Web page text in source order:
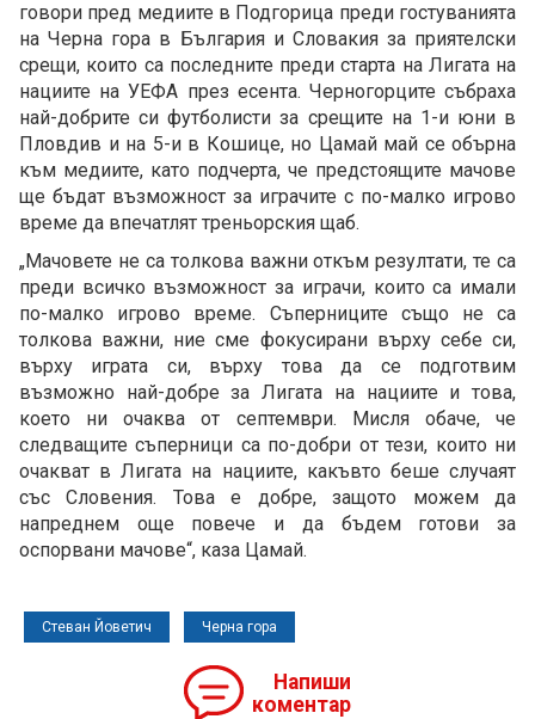
говори пред медиите в Подгорица преди гостуванията
на Черна гора в България и Словакия за приятелски
срещи, които са последните преди старта на Лигата на
нациите на УЕФА през есента. Черногорците събраха
най-добрите си футболисти за срещите на 1-и юни в
Пловдив и на 5-и в Кошице, но Цамай май се обърна
към медиите, като подчерта, че предстоящите мачове
ще бъдат възможност за играчите с по-малко игрово
време да впечатлят треньорския щаб.
„Мачовете не са толкова важни откъм резултати, те са
преди всичко възможност за играчи, които са имали
по-малко игрово време. Съперниците също не са
толкова важни, ние сме фокусирани върху себе си,
върху играта си, върху това да се подготвим
възможно най-добре за Лигата на нациите и това,
което ни очаква от септември. Мисля обаче, че
следващите съперници са по-добри от тези, които ни
очакват в Лигата на нациите, какъвто беше случаят
със Словения. Това е добре, защото можем да
напреднем още повече и да бъдем готови за
оспорвани мачове“, каза Цамай.
Стеван Йоветич Черна гора
Напиши
коментар